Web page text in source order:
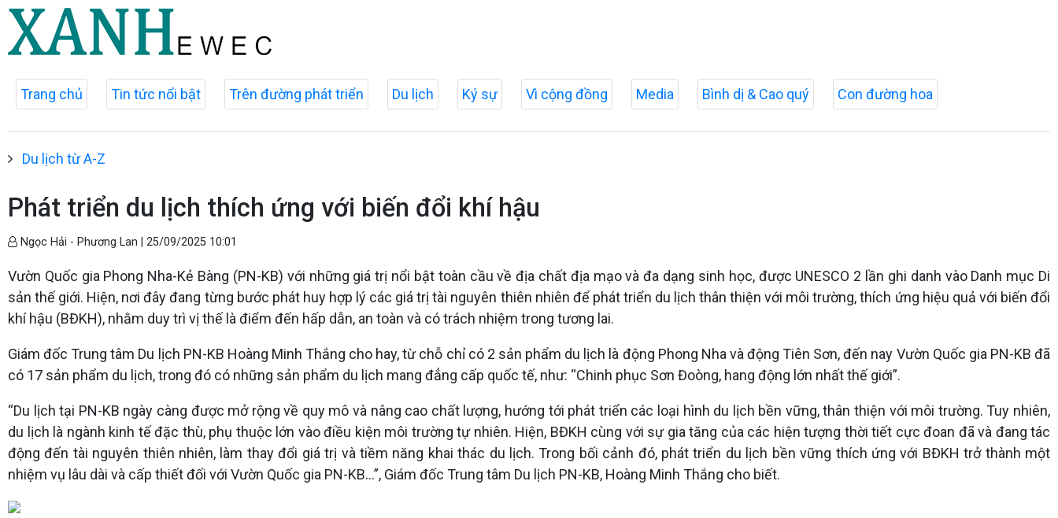
Trang chủ Tin tức nổi bật Trên đường phát triển Du lịch Ký sự Vì cộng đồng Media Bình dị & Cao quý Con đường hoa
Du lịch từ A-Z
Phát triển du lịch thích ứng với biến đổi khí hậu
Ngọc Hải - Phương Lan | 25/09/2025 10:01
Vườn Quốc gia Phong Nha-Kẻ Bàng (PN-KB) với những giá trị nổi bật toàn cầu về địa chất địa mạo và đa dạng sinh học, được UNESCO 2 lần ghi danh vào Danh mục Di
sản thế giới. Hiện, nơi đây đang từng bước phát huy hợp lý các giá trị tài nguyên thiên nhiên để phát triển du lịch thân thiện với môi trường, thích ứng hiệu quả với biến đổi
khí hậu (BĐKH), nhằm duy trì vị thế là điểm đến hấp dẫn, an toàn và có trách nhiệm trong tương lai.
Giám đốc Trung tâm Du lịch PN-KB Hoàng Minh Thắng cho hay, từ chỗ chỉ có 2 sản phẩm du lịch là động Phong Nha và động Tiên Sơn, đến nay Vườn Quốc gia PN-KB đã
có 17 sản phẩm du lịch, trong đó có những sản phẩm du lịch mang đẳng cấp quốc tế, như: “Chinh phục Sơn Đoòng, hang động lớn nhất thế giới”.
“Du lịch tại PN-KB ngày càng được mở rộng về quy mô và nâng cao chất lượng, hướng tới phát triển các loại hình du lịch bền vững, thân thiện với môi trường. Tuy nhiên,
du lịch là ngành kinh tế đặc thù, phụ thuộc lớn vào điều kiện môi trường tự nhiên. Hiện, BĐKH cùng với sự gia tăng của các hiện tượng thời tiết cực đoan đã và đang tác
động đến tài nguyên thiên nhiên, làm thay đổi giá trị và tiềm năng khai thác du lịch. Trong bối cảnh đó, phát triển du lịch bền vững thích ứng với BĐKH trở thành một
nhiệm vụ lâu dài và cấp thiết đối với Vườn Quốc gia PN-KB...”, Giám đốc Trung tâm Du lịch PN-KB, Hoàng Minh Thắng cho biết.